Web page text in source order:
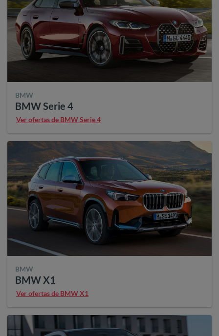
BMW
BMW Serie 4
Ver ofertas de BMW Serie 4
BMW
BMW X1
Ver ofertas de BMW X1